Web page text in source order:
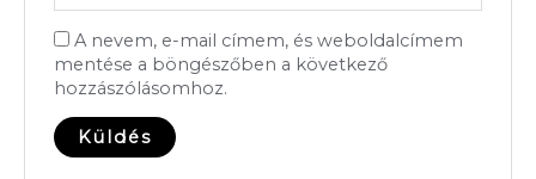
A nevem, e-mail címem, és weboldalcímem
mentése a böngészőben a következő
hozzászólásomhoz.